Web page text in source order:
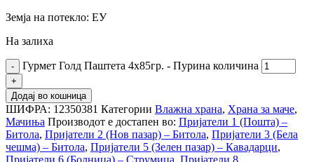
Земја на потекло: ЕУ
На залиха
Гурмет Голд Паштета 4х85гр. - Пурина количина
Додај во кошница
ШИФРА: 12350381 Категории Влажна храна, Храна за маче,
Мачиња Производот е достапен во: Пријатели 1 (Пошта) –
Битола, Пријатели 2 (Нов пазар) – Битола, Пријатели 3 (Бела
чешма) – Битола, Пријатели 5 (Зелен пазар) – Кавадарци,
Пријатели 6 (Болница) – Струмица Пријатели 8